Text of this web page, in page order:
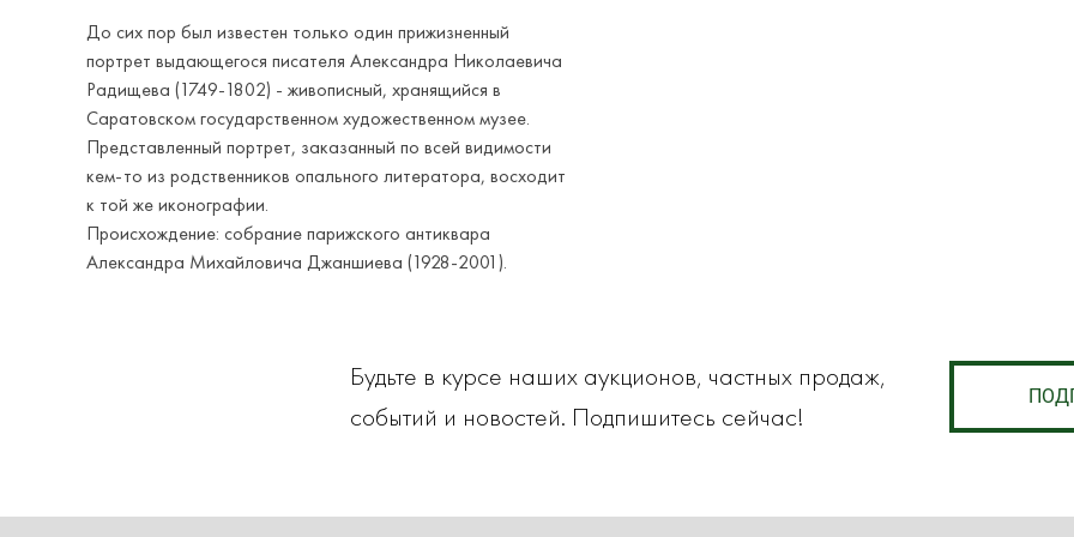
До сих пор был известен только один прижизненный
портрет выдающегося писателя Александра Николаевича
Радищева (1749-1802) - живописный, хранящийся в
Саратовском государственном художественном музее.
Представленный портрет, заказанный по всей видимости
кем-то из родственников опального литератора, восходит
к той же иконографии.
Происхождение: собрание парижского антиквара
Александра Михайловича Джаншиева (1928-2001).
Будьте в курсе наших аукционов, частных продаж,
событий и новостей. Подпишитесь сейчас!